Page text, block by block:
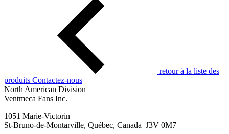
retour à la liste des
produits Contactez-nous
North American Division
Ventmeca Fans Inc.
1051 Marie-Victorin
St-Bruno-de-Montarville, Québec, Canada J3V 0M7